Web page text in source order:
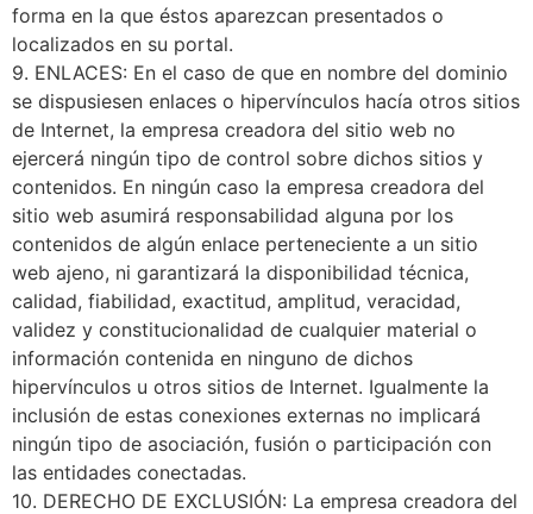
forma en la que éstos aparezcan presentados o
localizados en su portal.
9. ENLACES: En el caso de que en nombre del dominio
se dispusiesen enlaces o hipervínculos hacía otros sitios
de Internet, la empresa creadora del sitio web no
ejercerá ningún tipo de control sobre dichos sitios y
contenidos. En ningún caso la empresa creadora del
sitio web asumirá responsabilidad alguna por los
contenidos de algún enlace perteneciente a un sitio
web ajeno, ni garantizará la disponibilidad técnica,
calidad, fiabilidad, exactitud, amplitud, veracidad,
validez y constitucionalidad de cualquier material o
información contenida en ninguno de dichos
hipervínculos u otros sitios de Internet. Igualmente la
inclusión de estas conexiones externas no implicará
ningún tipo de asociación, fusión o participación con
las entidades conectadas.
10. DERECHO DE EXCLUSIÓN: La empresa creadora del